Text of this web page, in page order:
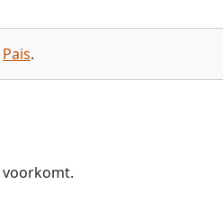
Pais.
voorkomt.